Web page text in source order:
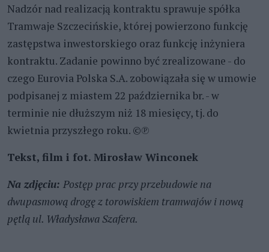
Nadzór nad realizacją kontraktu sprawuje spółka
Tramwaje Szczecińskie, której powierzono funkcję
zastępstwa inwestorskiego oraz funkcję inżyniera
kontraktu. Zadanie powinno być zrealizowane - do
czego Eurovia Polska S.A. zobowiązała się w umowie
podpisanej z miastem 22 października br. - w
terminie nie dłuższym niż 18 miesięcy, tj. do
kwietnia przyszłego roku. ©℗
Tekst, film i fot. Mirosław Winconek
Na zdjęciu: Postęp prac przy przebudowie na
dwupasmową drogę z torowiskiem tramwajów i nową
pętlą ul. Władysława Szafera.